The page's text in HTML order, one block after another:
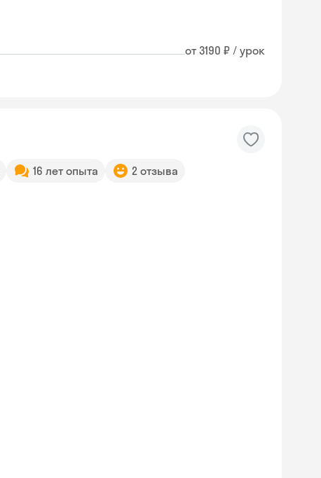
от 3190 ₽ / урок
16 лет опыта 2 отзыва